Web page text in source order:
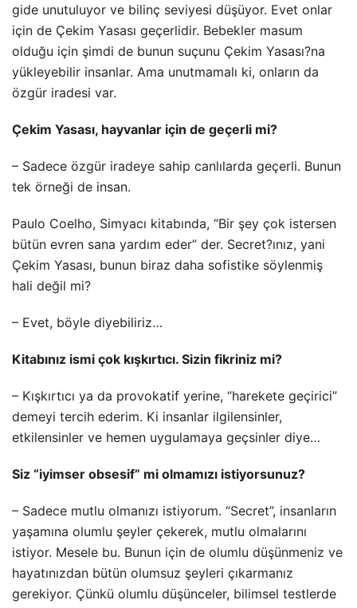
gide unutuluyor ve bilinç seviyesi düşüyor. Evet onlar
için de Çekim Yasası geçerlidir. Bebekler masum
olduğu için şimdi de bunun suçunu Çekim Yasası?na
yükleyebilir insanlar. Ama unutmamalı ki, onların da
özgür iradesi var.
Çekim Yasası, hayvanlar için de geçerli mi?
– Sadece özgür iradeye sahip canlılarda geçerli. Bunun
tek örneği de insan.
Paulo Coelho, Simyacı kitabında, “Bir şey çok istersen
bütün evren sana yardım eder” der. Secret?ınız, yani
Çekim Yasası, bunun biraz daha sofistike söylenmiş
hali değil mi?
– Evet, böyle diyebiliriz…
Kitabınız ismi çok kışkırtıcı. Sizin fikriniz mi?
– Kışkırtıcı ya da provokatif yerine, “harekete geçirici”
demeyi tercih ederim. Ki insanlar ilgilensinler,
etkilensinler ve hemen uygulamaya geçsinler diye…
Siz “iyimser obsesif” mi olmamızı istiyorsunuz?
– Sadece mutlu olmanızı istiyorum. “Secret”, insanların
yaşamına olumlu şeyler çekerek, mutlu olmalarını
istiyor. Mesele bu. Bunun için de olumlu düşünmeniz ve
hayatınızdan bütün olumsuz şeyleri çıkarmanız
gerekiyor. Çünkü olumlu düşünceler, bilimsel testlerde